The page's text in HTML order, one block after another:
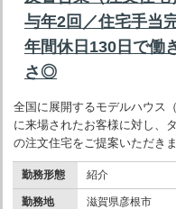
与年2回／住宅手当
年間休日130日で働
さ◎
全国に展開するモデルハウス（
に来場されたお客様に対し、
の注文住宅をご提案いただきま
勤務形態 紹介
勤務地 滋賀県彦根市